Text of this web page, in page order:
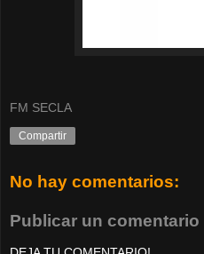
FM SECLA
Compartir
No hay comentarios:
Publicar un comentario